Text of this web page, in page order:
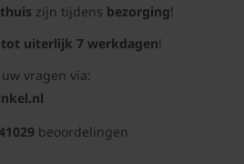
zijn tijdens bezorging!
tot uiterlijk 7 werkdagen!
vragen via:
beoordelingen